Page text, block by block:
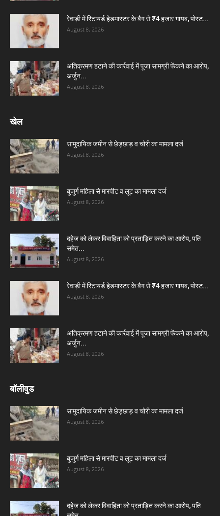
रेवाड़ी में रिटायर्ड हेडमास्टर के बैग से ₹74 हजार गायब, पोस्ट...
August 8, 2026
अतिक्रमण हटाने की कार्रवाई में पूजा सामग्री फेंकने का आरोप,
अर्जुन...
August 8, 2026
खेल
सामुदायिक जमीन से छेड़छाड़ व चोरी का मामला दर्ज
August 8, 2026
बुजुर्ग महिला से मारपीट व लूट का मामला दर्ज
August 8, 2026
दहेज को लेकर विवाहिता को प्रताड़ित करने का आरोप, पति
समेत...
August 8, 2026
रेवाड़ी में रिटायर्ड हेडमास्टर के बैग से ₹74 हजार गायब, पोस्ट...
August 8, 2026
अतिक्रमण हटाने की कार्रवाई में पूजा सामग्री फेंकने का आरोप,
अर्जुन...
August 8, 2026
बॉलीवुड
सामुदायिक जमीन से छेड़छाड़ व चोरी का मामला दर्ज
August 8, 2026
बुजुर्ग महिला से मारपीट व लूट का मामला दर्ज
August 8, 2026
दहेज को लेकर विवाहिता को प्रताड़ित करने का आरोप, पति